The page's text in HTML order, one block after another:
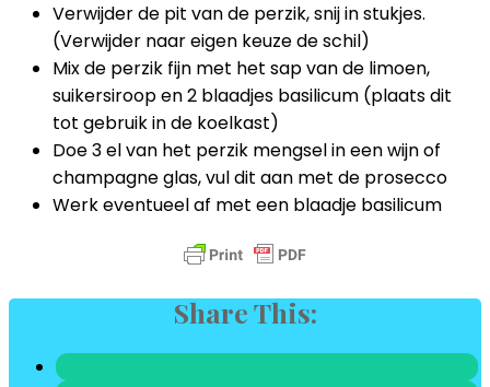
Verwijder de pit van de perzik, snij in stukjes.
(Verwijder naar eigen keuze de schil)
Mix de perzik fijn met het sap van de limoen,
suikersiroop en 2 blaadjes basilicum (plaats dit
tot gebruik in de koelkast)
Doe 3 el van het perzik mengsel in een wijn of
champagne glas, vul dit aan met de prosecco
Werk eventueel af met een blaadje basilicum
Share This: